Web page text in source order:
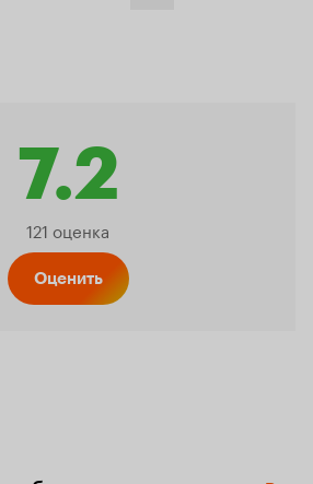
7.2
Рейтинг
121 оценка
Оценить